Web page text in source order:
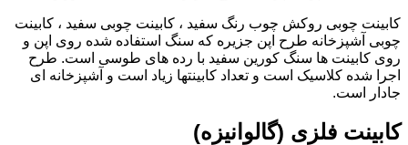
کابینت چوبی روکش چوب رنگ سفید ، کابینت چوبی سفید ، کابینت
چوبی آشپزخانه طرح اپن جزیره که سنگ استفاده شده روی اپن و
روی کابینت ها سنگ کورین سفید با رده های طوسی است. طرح
اجرا شده کلاسیک است و تعداد کابینتها زیاد است و آشپزخانه ای
جادار است.
کابینت فلزی (گالوانیزه)